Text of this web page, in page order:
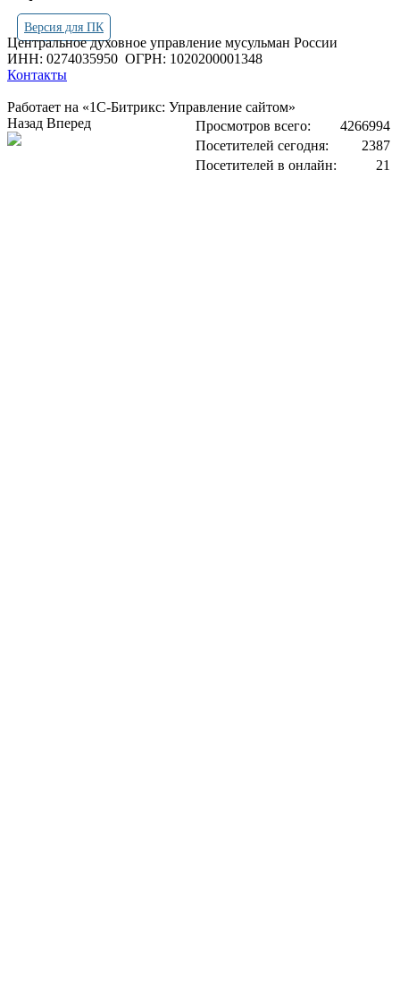
Версия для ПК
Центральное духовное управление мусульман России
ИНН: 0274035950 ОГРН: 1020200001348
Контакты
Работает на «1С-Битрикс: Управление сайтом»
Просмотров всего:
4266994
Посетителей сегодня:
2387
Посетителей в онлайн:
21
Назад Вперед